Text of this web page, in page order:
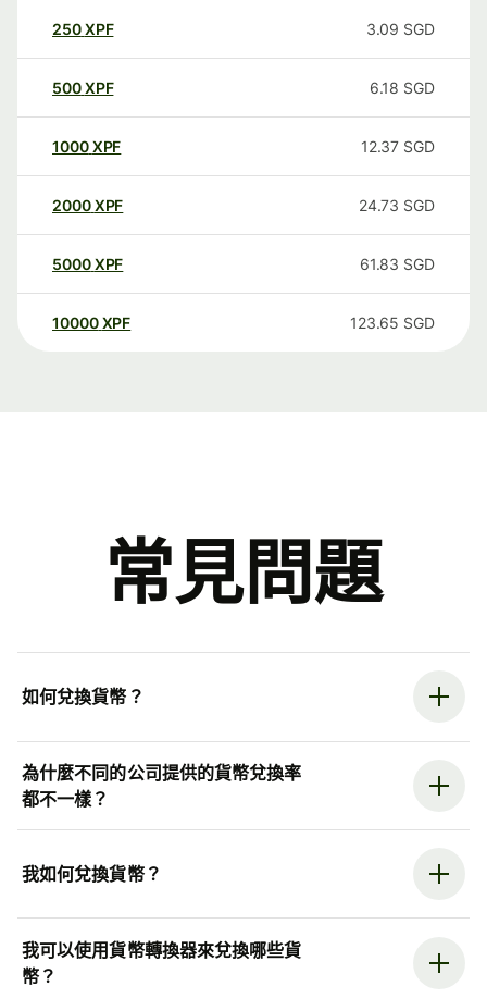
250XPF 3.09 SGD
500XPF 6.18 SGD
1000XPF 12.37 SGD
2000XPF 24.73 SGD
5000XPF 61.83 SGD
10000 XPF 123.65 SGD
常見問題
如何兌換貨幣？
為什麼不同的公司提供的貨幣兌換率
都不一樣？
我如何兌換貨幣？
我可以使用貨幣轉換器來兌換哪些貨
幣？